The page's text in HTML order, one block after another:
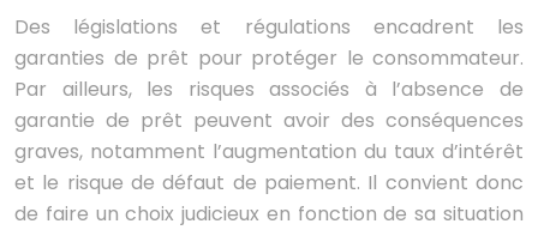
Des législations et régulations encadrent les
garanties de prêt pour protéger le consommateur.
Par ailleurs, les risques associés à l’absence de
garantie de prêt peuvent avoir des conséquences
graves, notamment l’augmentation du taux d’intérêt
et le risque de défaut de paiement. Il convient donc
de faire un choix judicieux en fonction de sa situation